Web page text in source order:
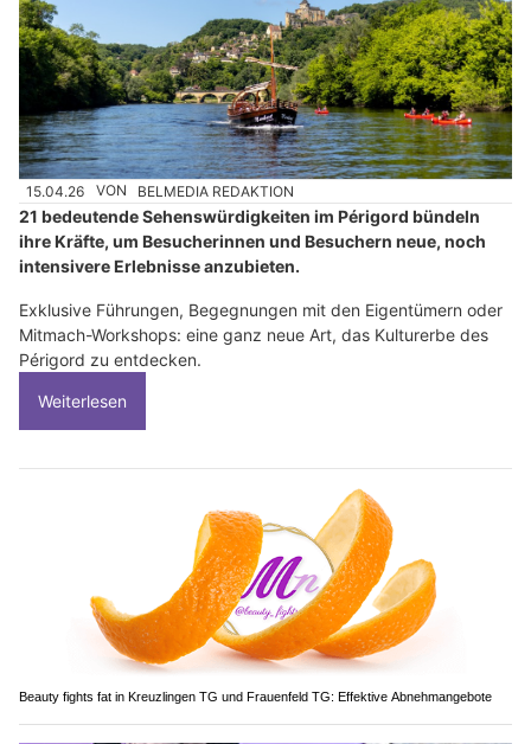
15.04.26 VON BELMEDIA REDAKTION
21 bedeutende Sehenswürdigkeiten im Périgord bündeln
ihre Kräfte, um Besucherinnen und Besuchern neue, noch
intensivere Erlebnisse anzubieten.
Exklusive Führungen, Begegnungen mit den Eigentümern oder
Mitmach-Workshops: eine ganz neue Art, das Kulturerbe des
Périgord zu entdecken.
Weiterlesen
Beauty fights fat in Kreuzlingen TG und Frauenfeld TG: Effektive Abnehmangebote